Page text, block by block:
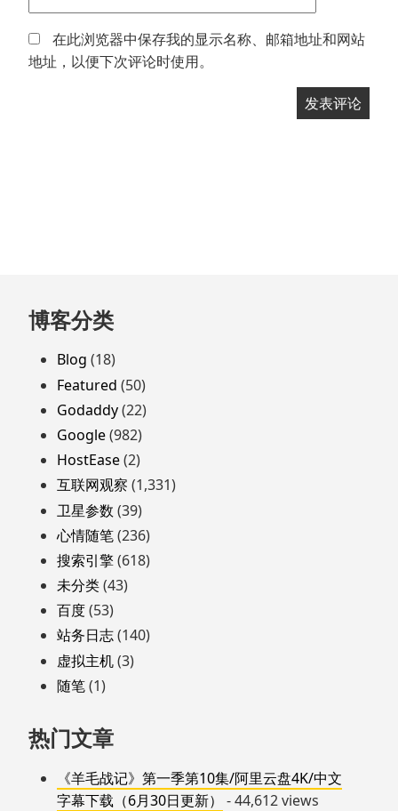
在此浏览器中保存我的显示名称、邮箱地址和网站
地址，以便下次评论时使用。
跳
至
页
脚
博客分类
Blog (18)
Featured (50)
Godaddy(22)
Google(982)
HostEase(2)
互联网观察 (1,331)
卫星参数 (39)
心情随笔(236)
搜索引擎(618)
未分类(43)
百度(53)
站务日志(140)
虚拟主机(3)
随笔(1)
热门文章
《羊毛战记》第一季第10集/阿里云盘4K/中文
字幕下载（6月30日更新）
- 44,612 views